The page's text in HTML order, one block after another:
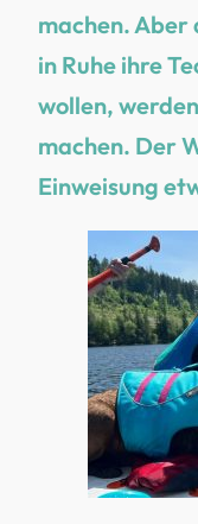
machen.
in Ruhe ihre
wollen,
machen. Der
Einweisung